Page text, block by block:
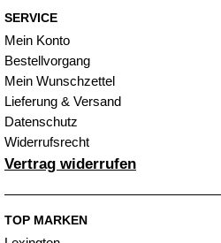
SERVICE
Mein Konto
Bestellvorgang
Mein Wunschzettel
Lieferung & Versand
Datenschutz
Widerrufsrecht
Vertrag widerrufen
TOP MARKEN